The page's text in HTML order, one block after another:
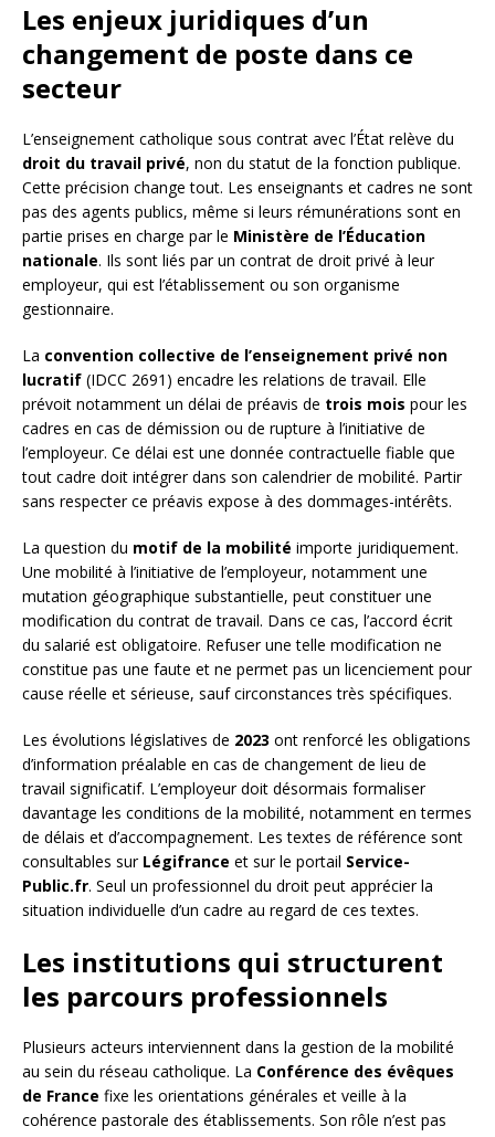
Les enjeux juridiques d’un
changement de poste dans ce
secteur
L’enseignement catholique sous contrat avec l’État relève du
droit du travail privé, non du statut de la fonction publique.
Cette précision change tout. Les enseignants et cadres ne sont
pas des agents publics, même si leurs rémunérations sont en
partie prises en charge par le Ministère de l’Éducation
nationale. Ils sont liés par un contrat de droit privé à leur
employeur, qui est l’établissement ou son organisme
gestionnaire.
La convention collective de l’enseignement privé non
lucratif (IDCC 2691) encadre les relations de travail. Elle
prévoit notamment un délai de préavis de trois mois pour les
cadres en cas de démission ou de rupture à l’initiative de
l’employeur. Ce délai est une donnée contractuelle fiable que
tout cadre doit intégrer dans son calendrier de mobilité. Partir
sans respecter ce préavis expose à des dommages-intérêts.
La question du motif de la mobilité importe juridiquement.
Une mobilité à l’initiative de l’employeur, notamment une
mutation géographique substantielle, peut constituer une
modification du contrat de travail. Dans ce cas, l’accord écrit
du salarié est obligatoire. Refuser une telle modification ne
constitue pas une faute et ne permet pas un licenciement pour
cause réelle et sérieuse, sauf circonstances très spécifiques.
Les évolutions législatives de 2023 ont renforcé les obligations
d’information préalable en cas de changement de lieu de
travail significatif. L’employeur doit désormais formaliser
davantage les conditions de la mobilité, notamment en termes
de délais et d’accompagnement. Les textes de référence sont
consultables sur Légifrance et sur le portail Service-
Public.fr. Seul un professionnel du droit peut apprécier la
situation individuelle d’un cadre au regard de ces textes.
Les institutions qui structurent
les parcours professionnels
Plusieurs acteurs interviennent dans la gestion de la mobilité
au sein du réseau catholique. La Conférence des évêques
de France fixe les orientations générales et veille à la
cohérence pastorale des établissements. Son rôle n’est pas